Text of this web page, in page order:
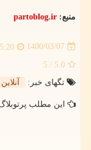
منبع: partoblog.ir
1400/03/07
5.0
/ 5
تگهای خبر:
آنلاین
این مطلب